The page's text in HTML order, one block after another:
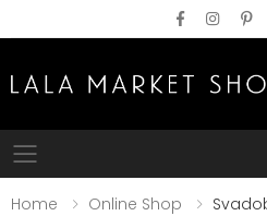
Mobile menu
Home Online Shop